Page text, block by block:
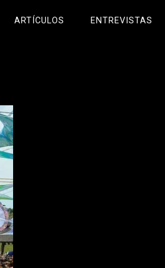
ARTÍCULOS ENTREVISTAS